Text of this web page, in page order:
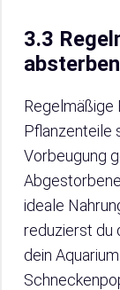
3.3
Regelmäßige
Pflanzenteile
Vorbeugung
ideale
reduzierst du
dein